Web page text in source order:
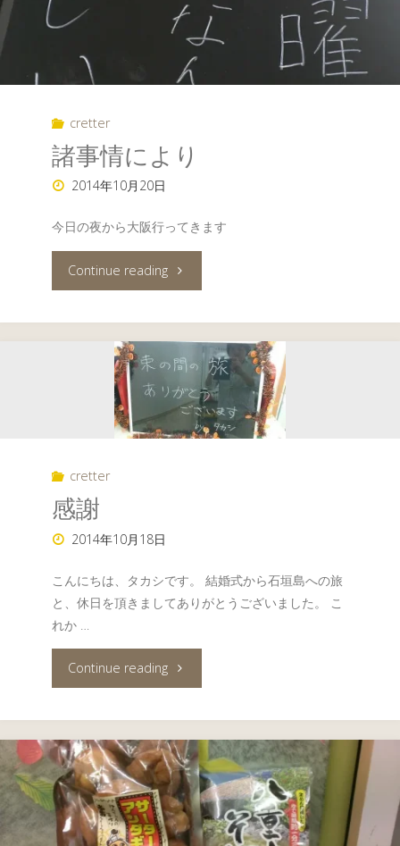
る
が
い
し
し
ま
し
cretter
諸事情により
2014年10月20日
今日の夜から大阪行ってきます
Continue reading"諸
情
に
cretter
感謝
2014年10月18日
こんにちは、タカシです。 結婚式から石垣島への旅
と、休日を頂きましてありがとうございました。 こ
れか …
Continue reading"感